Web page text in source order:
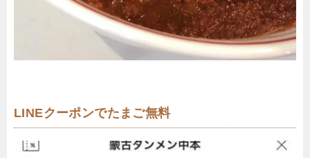
LINEクーポンでたまご無料